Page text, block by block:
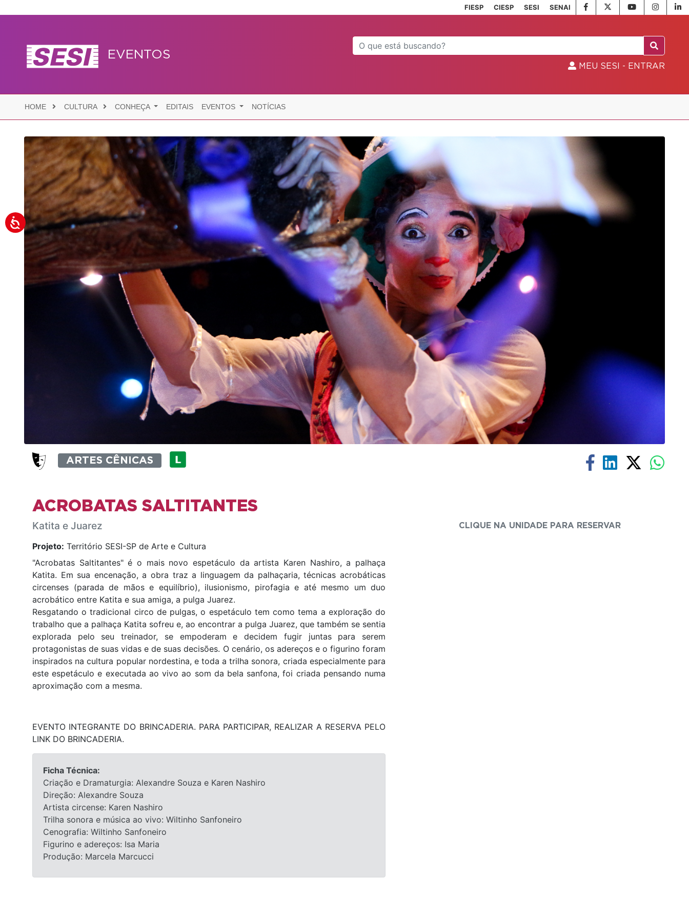
FIESP CIESP SESI SENAI
EVENTOS
MEU SESI - ENTRAR
HOME CULTURA CONHEÇA EDITAIS EVENTOS NOTÍCIAS
ARTES CÊNICAS
ACROBATAS SALTITANTES
Katita e Juarez
Projeto: Território SESI-SP de Arte e Cultura
"Acrobatas Saltitantes" é o mais novo espetáculo da artista Karen Nashiro, a palhaça
Katita. Em sua encenação, a obra traz a linguagem da palhaçaria, técnicas acrobáticas
circenses (parada de mãos e equilíbrio), ilusionismo, pirofagia e até mesmo um duo
acrobático entre Katita e sua amiga, a pulga Juarez.
Resgatando o tradicional circo de pulgas, o espetáculo tem como tema a exploração do
trabalho que a palhaça Katita sofreu e, ao encontrar a pulga Juarez, que também se sentia
explorada pelo seu treinador, se empoderam e decidem fugir juntas para serem
protagonistas de suas vidas e de suas decisões. O cenário, os adereços e o figurino foram
inspirados na cultura popular nordestina, e toda a trilha sonora, criada especialmente para
este espetáculo e executada ao vivo ao som da bela sanfona, foi criada pensando numa
aproximação com a mesma.
EVENTO INTEGRANTE DO BRINCADERIA. PARA PARTICIPAR, REALIZAR A RESERVA PELO
LINK DO BRINCADERIA.
Ficha Técnica:
Criação e Dramaturgia: Alexandre Souza e Karen Nashiro
Direção: Alexandre Souza
Artista circense: Karen Nashiro
Trilha sonora e música ao vivo: Wiltinho Sanfoneiro
Cenografia: Wiltinho Sanfoneiro
Figurino e adereços: Isa Maria
Produção: Marcela Marcucci
CLIQUE NA UNIDADE PARA RESERVAR